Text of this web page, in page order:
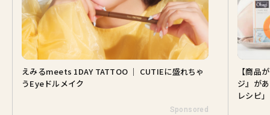
えみるmeets 1DAY TATTOO ｜ CUTIEに盛れちゃ
うEyeドルメイク
Sponsored
【商品
ジ』が
レシピ」